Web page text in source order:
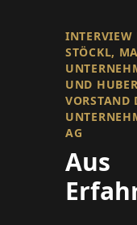
STÖCKL,
UND
VORSTAND
AG
Aus